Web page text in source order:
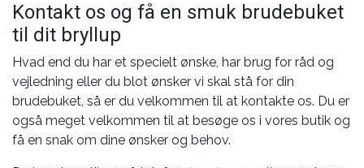
Kontakt os og få en smuk brudebuket
til dit bryllup
Hvad end du har et specielt ønske, har brug for råd og
vejledning eller du blot ønsker vi skal stå for din
brudebuket, så er du velkommen til at kontakte os. Du er
også meget velkommen til at besøge os i vores butik og
få en snak om dine ønsker og behov.